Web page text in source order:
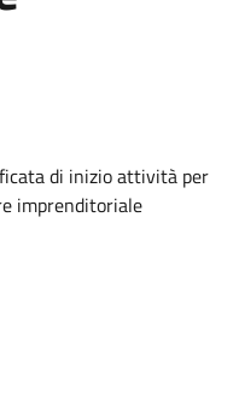
di inizio attività per
imprenditoriale